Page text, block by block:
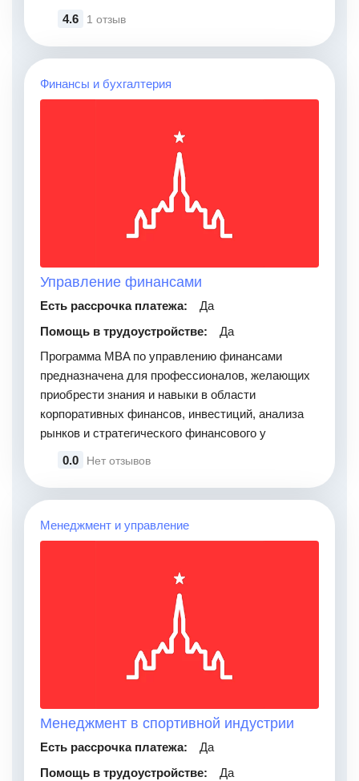
4.6
1 отзыв
Финансы и бухгалтерия
Управление финансами
Есть рассрочка платежа:
Да
Помощь в трудоустройстве:
Да
Программа MBA по управлению финансами
предназначена для профессионалов, желающих
приобрести знания и навыки в области
корпоративных финансов, инвестиций, анализа
рынков и стратегического финансового у
0.0
Нет отзывов
Менеджмент и управление
Менеджмент в спортивной индустрии
Есть рассрочка платежа:
Да
Помощь в трудоустройстве:
Да